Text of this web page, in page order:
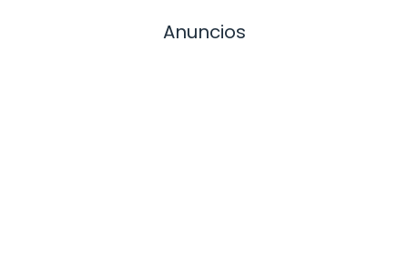
Anuncios